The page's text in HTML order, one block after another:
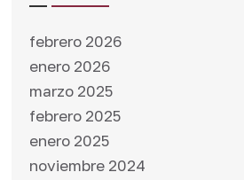
febrero 2026
enero 2026
marzo 2025
febrero 2025
enero 2025
noviembre 2024